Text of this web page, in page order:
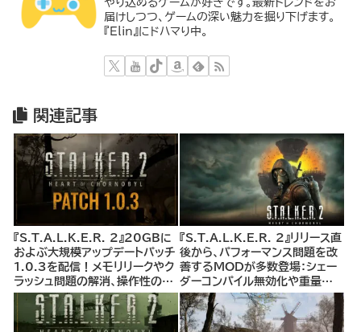
届けしつつ、ゲームの深い魅力を掘り下げます。
『Elin』にドハマり中。
関連記事
『S.T.A.L.K.E.R. 2』20GBに
およぶ大規模アップデートパッチ
1.0.3を配信！メモリリークやク
ラッシュ問題の解消、操作性の向
上、クエスト関連バグの修正、AI
の改良、セーブデータの安定化な
ど
『S.T.A.L.K.E.R. 2』リリース直
後から、パフォーマンス問題を改
善するMODが多数登場：シェー
ダーコンパイル無効化や重量制
限解除MODなど、プレイヤー体
験を大幅に向上させるMODを
紹介